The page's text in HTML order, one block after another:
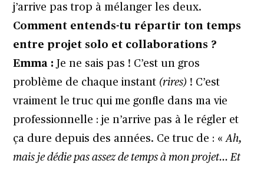
j’arrive pas trop à mélanger les deux.
Comment entends-tu répartir ton temps
entre projet solo et collaborations ?
Emma : Je ne sais pas ! C’est un gros
problème de chaque instant (rires) ! C’est
vraiment le truc qui me gonfle dans ma vie
professionnelle : je n’arrive pas à le régler et
ça dure depuis des années. Ce truc de : «Ah,
mais je dédie pas assez de temps à mon projet… Et